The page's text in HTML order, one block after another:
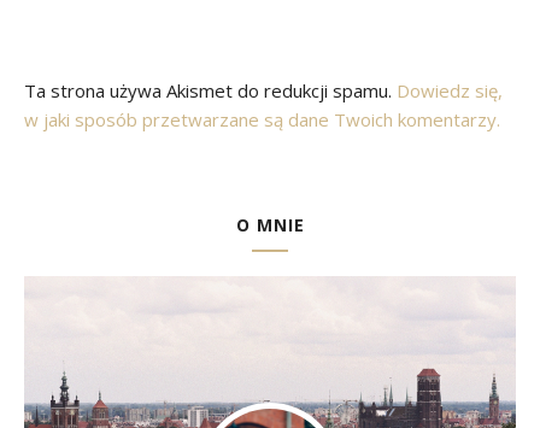
Ta strona używa Akismet do redukcji spamu. Dowiedz się,
w jaki sposób przetwarzane są dane Twoich komentarzy.
O MNIE